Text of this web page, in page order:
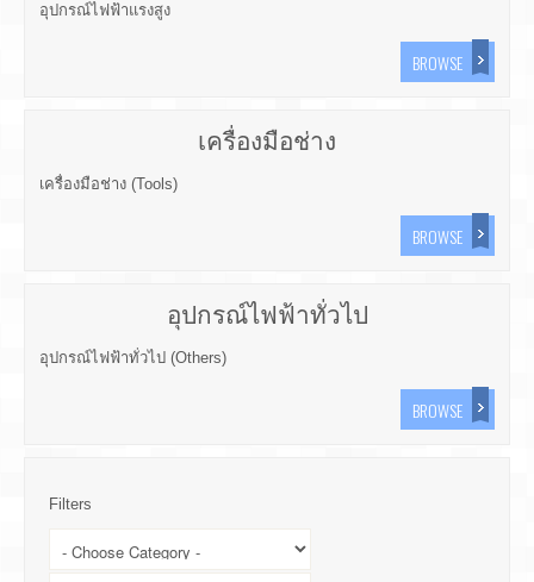
อุปกรณ์ไฟฟ้าแรงสูง
BROWSE
เครื่องมือช่าง
เครื่องมือช่าง (Tools)
BROWSE
อุปกรณ์ไฟฟ้าทั่วไป
อุปกรณ์ไฟฟ้าทั่วไป (Others)
BROWSE
Filters